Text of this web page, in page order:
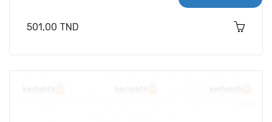
Prix
501,00 TND